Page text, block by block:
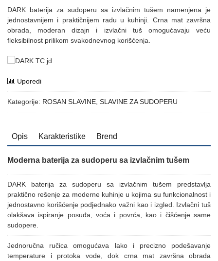
DARK baterija za sudoperu sa izvlačnim tušem namenjena je
jednostavnijem i praktičnijem radu u kuhinji. Crna mat završna
obrada, moderan dizajn i izvlačni tuš omogućavaju veću
fleksibilnost prilikom svakodnevnog korišćenja.
Uporedi
Kategorije: ROSAN SLAVINE SLAVINE ZA SUDOPERU
Opis Karakteristike Brend
Moderna baterija za sudoperu sa izvlačnim tušem
DARK baterija za sudoperu sa izvlačnim tušem predstavlja
praktično rešenje za moderne kuhinje u kojima su funkcionalnost i
jednostavno korišćenje podjednako važni kao i izgled. Izvlačni tuš
olakšava ispiranje posuđa, voća i povrća, kao i čišćenje same
sudopere.
Jednoručna ručica omogućava lako i precizno podešavanje
temperature i protoka vode, dok crna mat završna obrada